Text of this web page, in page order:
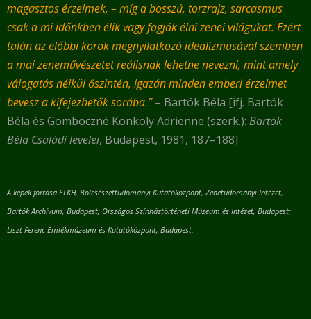
magasztos érzelmek, – míg a bosszú, torzrajz, sarcasmus
csak a mi időnkben élik vagy fogják élni zenei világukat. Ezért
talán az előbbi korok megnyilatkozó idealizmusával szemben
a mai zeneművészetet reálisnak lehetne nevezni, mint amely
válogatás nélkül őszintén, igazán minden emberi érzelmet
bevesz a kifejezhetők sorába.” – Bartók Béla [ifj. Bartók
Béla és Gomboczné Konkoly Adrienne (szerk.): Bartók
Béla Családi levelei, Budapest, 1981, 187–188]
A képek forrása ELKH, Bölcsészettudományi Kutatóközpont, Zenetudományi Intézet,
Bartók Archívum, Budapest; Országos Színháztörténeti Múzeum és Intézet, Budapest;
Liszt Ferenc Emlékmúzeum és Kutatóközpont, Budapest.